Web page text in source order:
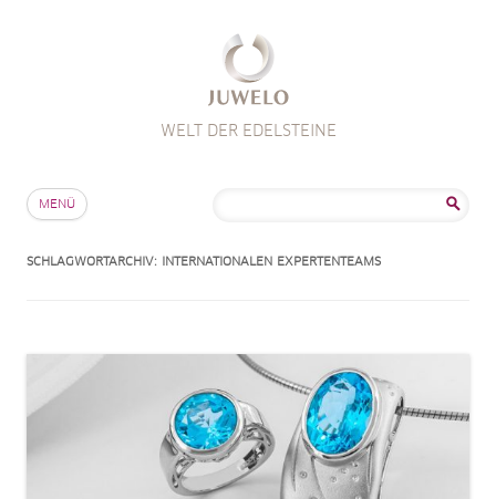
WELT DER EDELSTEINE
MENÜ
SCHLAGWORTARCHIV: INTERNATIONALEN EXPERTENTEAMS